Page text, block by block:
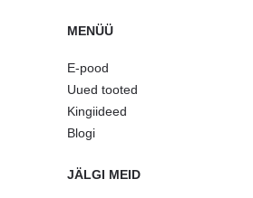
MENÜÜ
E-pood
Uued tooted
Kingiideed
Blogi
JÄLGI MEID